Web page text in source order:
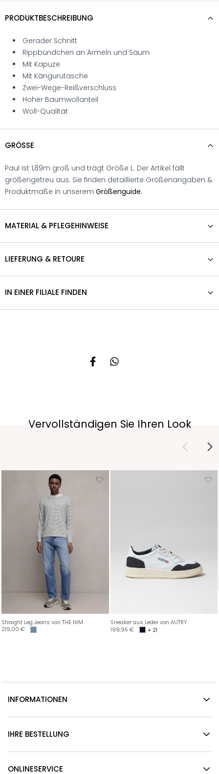
PRODUKTBESCHREIBUNG
Gerader Schnitt
Rippbündchen an Ärmeln und Saum
Mit Kapuze
Mit Kängurutasche
Zwei-Wege-Reißverschluss
Hoher Baumwollanteil
Woll-Qualität
GRÖSSE
Paul ist 1,89m groß und trägt Größe L. Der Artikel fällt
größengetreu aus. Sie finden detaillierte Größenangaben &
Produktmaße in unserem Größenguide.
MATERIAL & PFLEGEHINWEISE
LIEFERUNG & RETOURE
IN EINER FILIALE FINDEN
Vervollständigen Sie Ihren Look
Straight Leg Jeans von THE NIM
219,00 €
Sneaker aus Leder von AUTRY
199,95 € + 21
INFORMATIONEN
IHRE BESTELLUNG
ONLINESERVICE